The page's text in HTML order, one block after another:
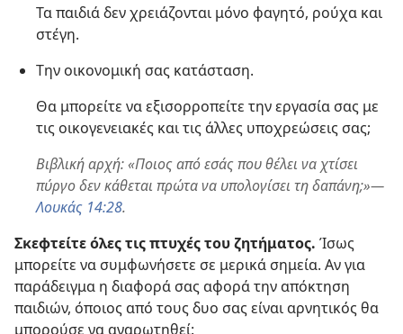
Τα παιδιά δεν χρειάζονται μόνο φαγητό, ρούχα και
στέγη.
Την οικονομική σας κατάσταση.
Θα μπορείτε να εξισορροπείτε την εργασία σας με
τις οικογενειακές και τις άλλες υποχρεώσεις σας;
Βιβλική αρχή: «Ποιος από εσάς που θέλει να χτίσει
πύργο δεν κάθεται πρώτα να υπολογίσει τη δαπάνη;»—
Λουκάς 14:28.
Σκεφτείτε όλες τις πτυχές του ζητήματος. Ίσως
μπορείτε να συμφωνήσετε σε μερικά σημεία. Αν για
παράδειγμα η διαφορά σας αφορά την απόκτηση
παιδιών, όποιος από τους δυο σας είναι αρνητικός θα
μπορούσε να αναρωτηθεί: